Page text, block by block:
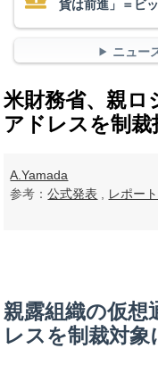
貨は前進」＝ビ
ニュー
米財務省、親ロ
アドレスを制裁
A.Yamada
参考：公式発表 レポート
親露組織の仮想
レスを制裁対象